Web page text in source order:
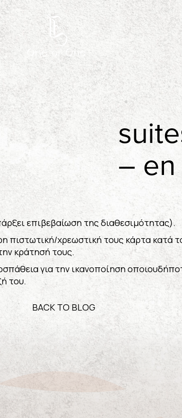
– en
επιβεβαίωση της διαθεσιμότητας).
πιστωτική/χρεωστική τους κάρτα
κράτησή τους.
για την ικανοποίηση
του.
BACK TO BLOG